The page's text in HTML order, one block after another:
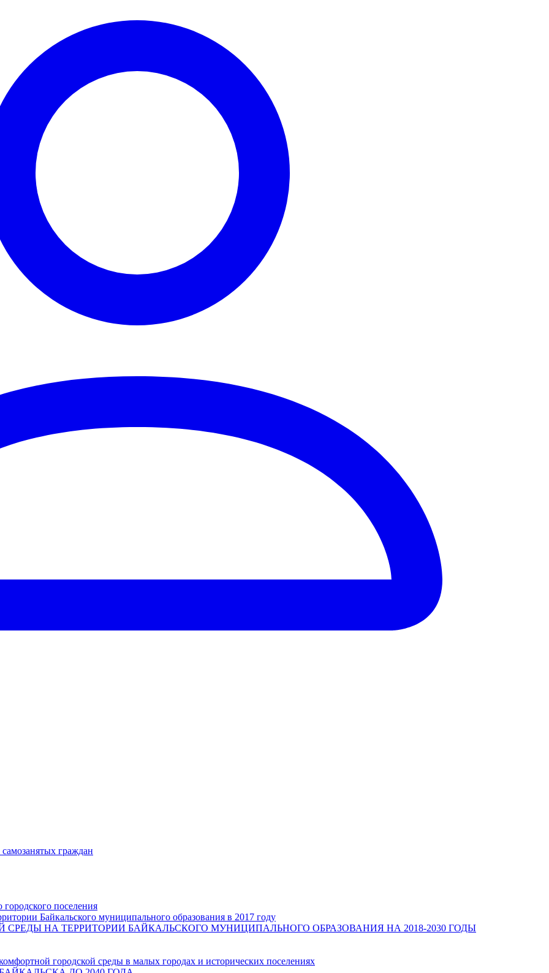
граждан
поселения
Байкальского муниципального образования в 2017 году
НА ТЕРРИТОРИИ БАЙКАЛЬСКОГО МУНИЦИПАЛЬНОГО ОБРАЗОВАНИЯ НА 2018-2030 ГОДЫ
городской среды в малых городах и исторических поселениях